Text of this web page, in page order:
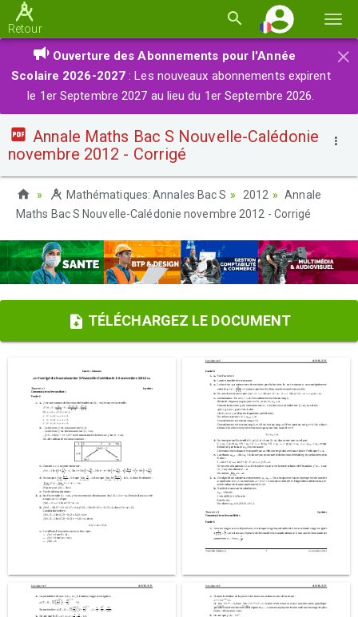
la
Retour
×
Ouverture des Abonnements pour l'Année
Scolaire 2026-2027 : Les nouveaux abonnements expirent
le 1er Septembre 2027 au lieu du 1er Septembre 2026.
Annale Maths Bac S Nouvelle-Calédonie
novembre 2012 - Corrigé
Mathématiques: Annales Bac S 2012
Annale
Maths Bac S Nouvelle-Calédonie novembre 2012 - Corrigé
TÉLÉCHARGEZ LE DOCUMENT